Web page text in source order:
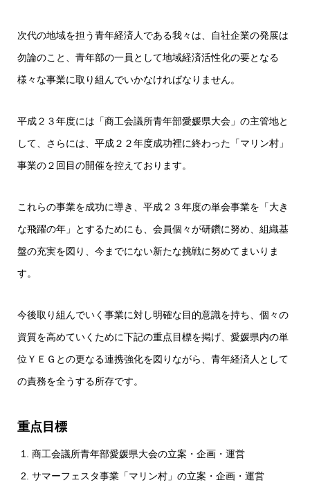
次代の地域を担う青年経済人である我々は、自社企業の発展は
勿論のこと、青年部の一員として地域経済活性化の要となる
様々な事業に取り組んでいかなければなりません。
平成２３年度には「商工会議所青年部愛媛県大会」の主管地と
して、さらには、平成２２年度成功裡に終わった「マリン村」
事業の２回目の開催を控えております。
これらの事業を成功に導き、平成２３年度の単会事業を「大き
な飛躍の年」とするためにも、会員個々が研鑽に努め、組織基
盤の充実を図り、今までにない新たな挑戦に努めてまいりま
す。
今後取り組んでいく事業に対し明確な目的意識を持ち、個々の
資質を高めていくために下記の重点目標を掲げ、愛媛県内の単
位ＹＥＧとの更なる連携強化を図りながら、青年経済人として
の責務を全うする所存です。
重点目標
商工会議所青年部愛媛県大会の立案・企画・運営
サマーフェスタ事業「マリン村」の立案・企画・運営